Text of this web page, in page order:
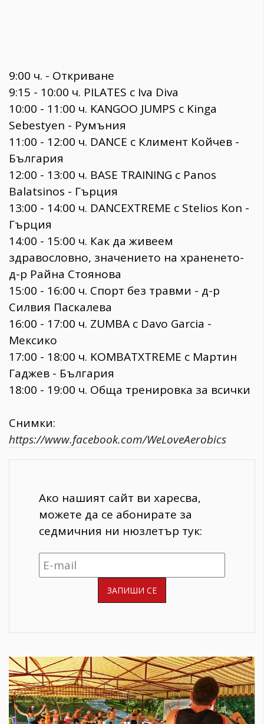
9:00 ч. - Откриване
9:15 - 10:00 ч. PILATES с Iva Diva
10:00 - 11:00 ч. KANGOO JUMPS с Kinga
Sebestyen - Румъния
11:00 - 12:00 ч. DANCE с Климент Койчев -
България
12:00 - 13:00 ч. BASE TRAINING с Panos
Balatsinos - Гърция
13:00 - 14:00 ч. DANCEXTREME с Stelios Kon -
Гърция
14:00 - 15:00 ч. Как да живеем
здравословно, значението на храненето-
д-р Райна Стоянова
15:00 - 16:00 ч. Спорт без травми - д-р
Силвия Паскалева
16:00 - 17:00 ч. ZUMBA с Davo Garcia -
Мексико
17:00 - 18:00 ч. KOMBATXTREME с Мартин
Гаджев - България
18:00 - 19:00 ч. Обща тренировка за всички
Снимки:
https://www.facebook.com/WeLoveAerobics
Ако нашият сайт ви харесва,
можете да се абонирате за
седмичния ни нюзлетър тук: